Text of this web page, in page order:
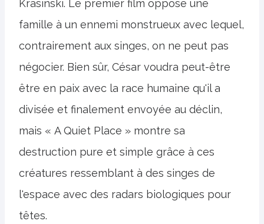
Krasinski. Le premier film oppose une
famille à un ennemi monstrueux avec lequel,
contrairement aux singes, on ne peut pas
négocier. Bien sûr, César voudra peut-être
être en paix avec la race humaine qu'il a
divisée et finalement envoyée au déclin,
mais « A Quiet Place » montre sa
destruction pure et simple grâce à ces
créatures ressemblant à des singes de
l'espace avec des radars biologiques pour
têtes.